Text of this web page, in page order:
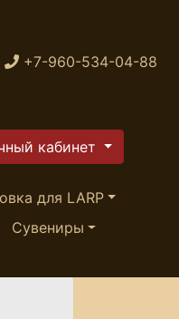
+7-960-534-04-88
кабинет
для LARP
Сувениры